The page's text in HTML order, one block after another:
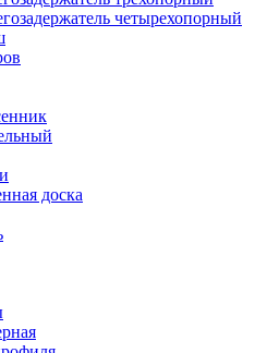
четырехопорный
доска